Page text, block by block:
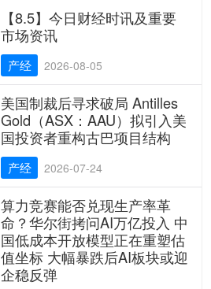
【8.5】今日财经时讯及重要
市场资讯
产经 2026-08-05
美国制裁后寻求破局 Antilles
Gold（ASX：AAU）拟引入美
国投资者重构古巴项目结构
产经 2026-07-24
算力竞赛能否兑现生产率革
命？华尔街拷问AI万亿投入 中
国低成本开放模型正在重塑估
值坐标 大幅暴跌后AI板块或迎
企稳反弹